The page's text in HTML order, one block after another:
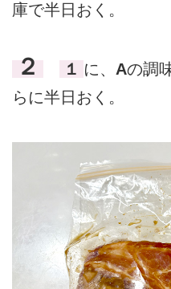
庫で半日おく。
２ １ に、 Aの調
らに半日おく。